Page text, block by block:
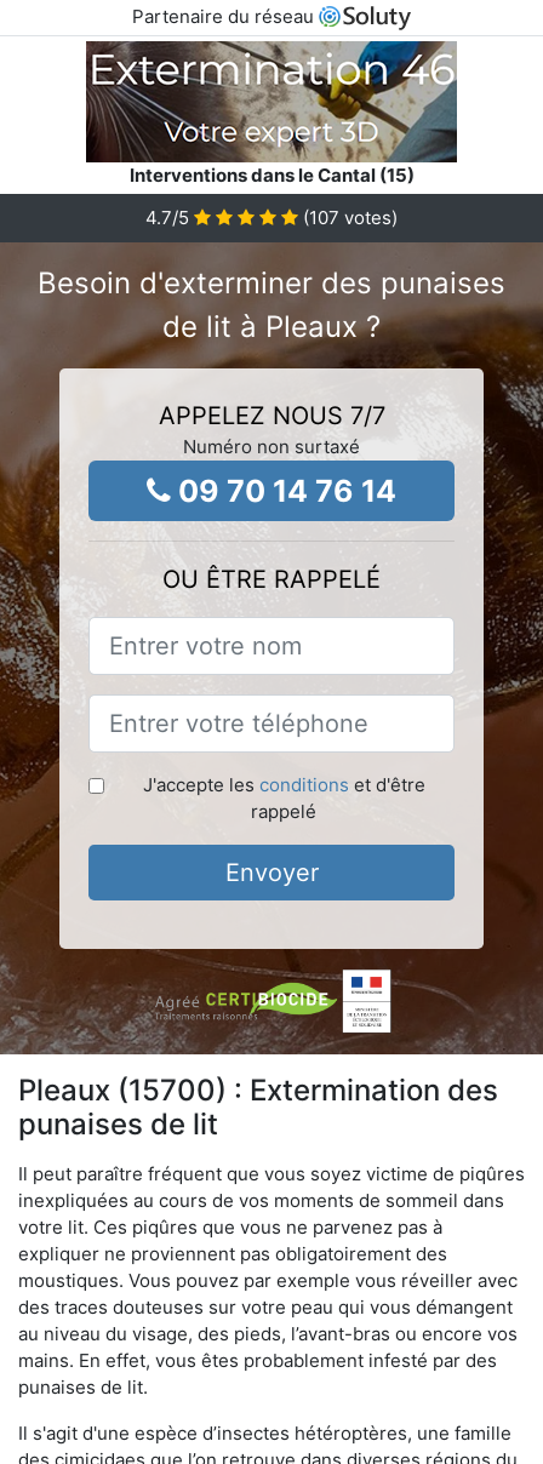
Partenaire du réseau
Interventions dans le Cantal (15)
4.7/5 (107 votes)
Besoin d'exterminer des punaises
de lit à Pleaux ?
APPELEZ NOUS 7/7
Numéro non surtaxé
09 70 14 76 14
OU ÊTRE RAPPELÉ
J'accepte les conditions et d'être
rappelé
Envoyer
Pleaux (15700) : Extermination des
punaises de lit
Il peut paraître fréquent que vous soyez victime de piqûres
inexpliquées au cours de vos moments de sommeil dans
votre lit. Ces piqûres que vous ne parvenez pas à
expliquer ne proviennent pas obligatoirement des
moustiques. Vous pouvez par exemple vous réveiller avec
des traces douteuses sur votre peau qui vous démangent
au niveau du visage, des pieds, l’avant-bras ou encore vos
mains. En effet, vous êtes probablement infesté par des
punaises de lit.
Il s'agit d'une espèce d’insectes hétéroptères, une famille